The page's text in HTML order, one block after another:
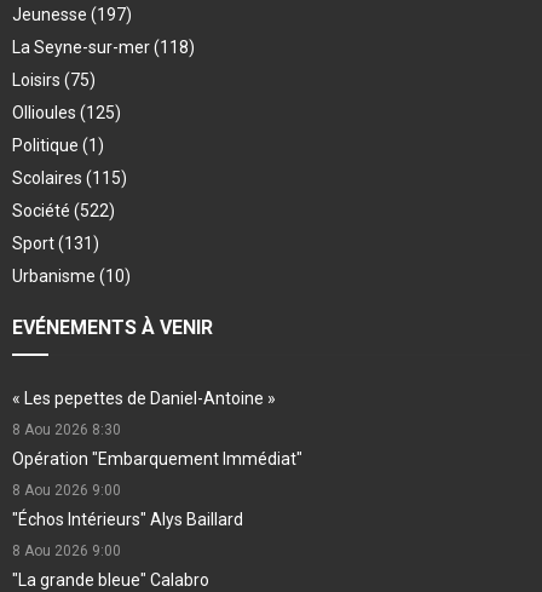
Jeunesse (197)
La Seyne-sur-mer(118)
Loisirs (75)
Ollioules (125)
Politique (1)
Scolaires (115)
Société (522)
Sport(131)
Urbanisme (10)
EVÉNEMENTS À VENIR
« Les pepettes de Daniel-Antoine »
8 Aou 2026 8:30
Opération "Embarquement Immédiat"
8 Aou 2026 9:00
"Échos Intérieurs" Alys Baillard
8 Aou 2026 9:00
"La grande bleue" Calabro